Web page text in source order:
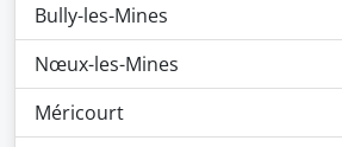
Bully-les-Mines
Nœux-les-Mines
Méricourt